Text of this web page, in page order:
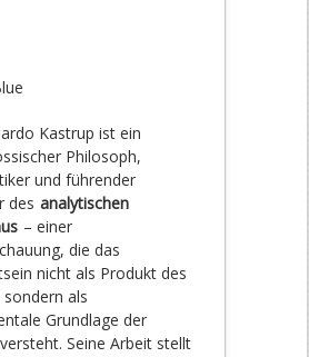
Kastrup ist ein
Philosoph,
und führender
des analytischen
– einer
die das
nicht als Produkt des
sondern als
Grundlage der
Seine Arbeit stellt